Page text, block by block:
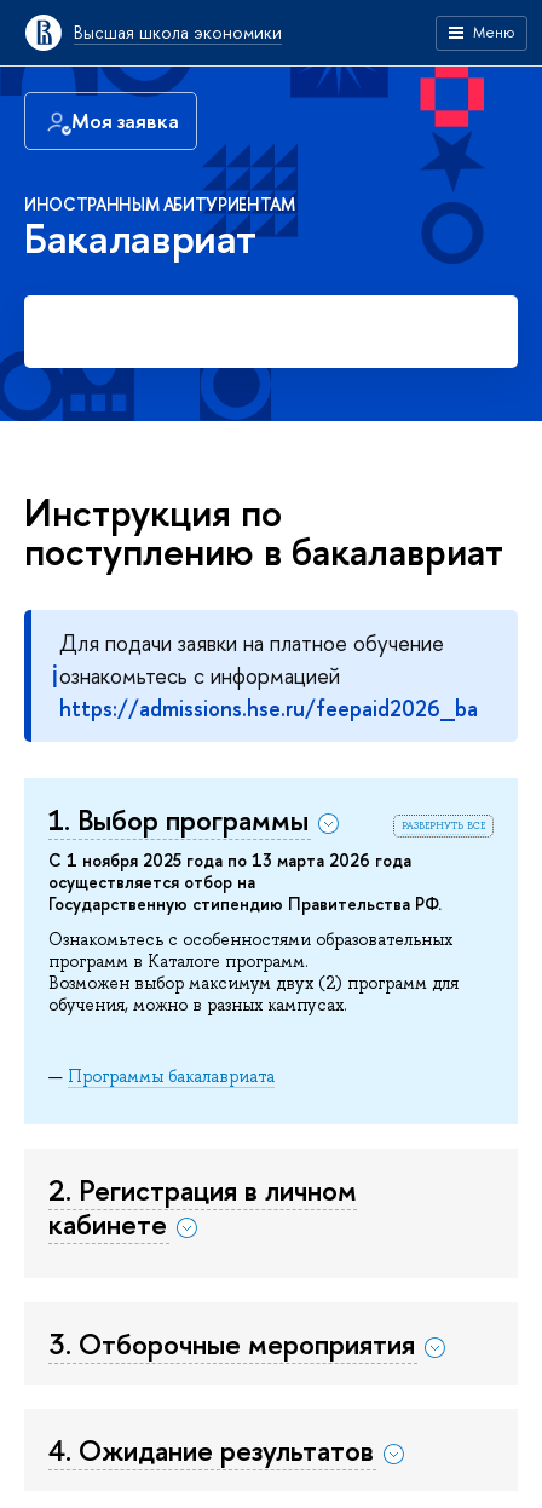
Высшая школа экономики Меню
Моя заявка
ИНОСТРАННЫМ АБИТУРИЕНТАМ
Бакалавриат
Инструкция по
поступлению в бакалавриат
ℹ
Для подачи заявки на платное обучение
ознакомьтесь с информацией
https://admissions.hse.ru/feepaid2026_ba
развернуть все
1. Выбор программы
С 1 ноября 2025 года по 13 марта 2026 года
осуществляется отбор на
Государственную стипендию Правительства РФ.
Ознакомьтесь с особенностями образовательных
программ в Каталоге программ.
Возможен выбор максимум двух (2) программ для
обучения, можно в разных кампусах.
Программы бакалавриата
2. Регистрация в личном
кабинете
3. Отборочные мероприятия
4. Ожидание результатов